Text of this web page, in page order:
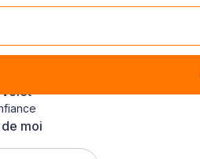
moi
Volet